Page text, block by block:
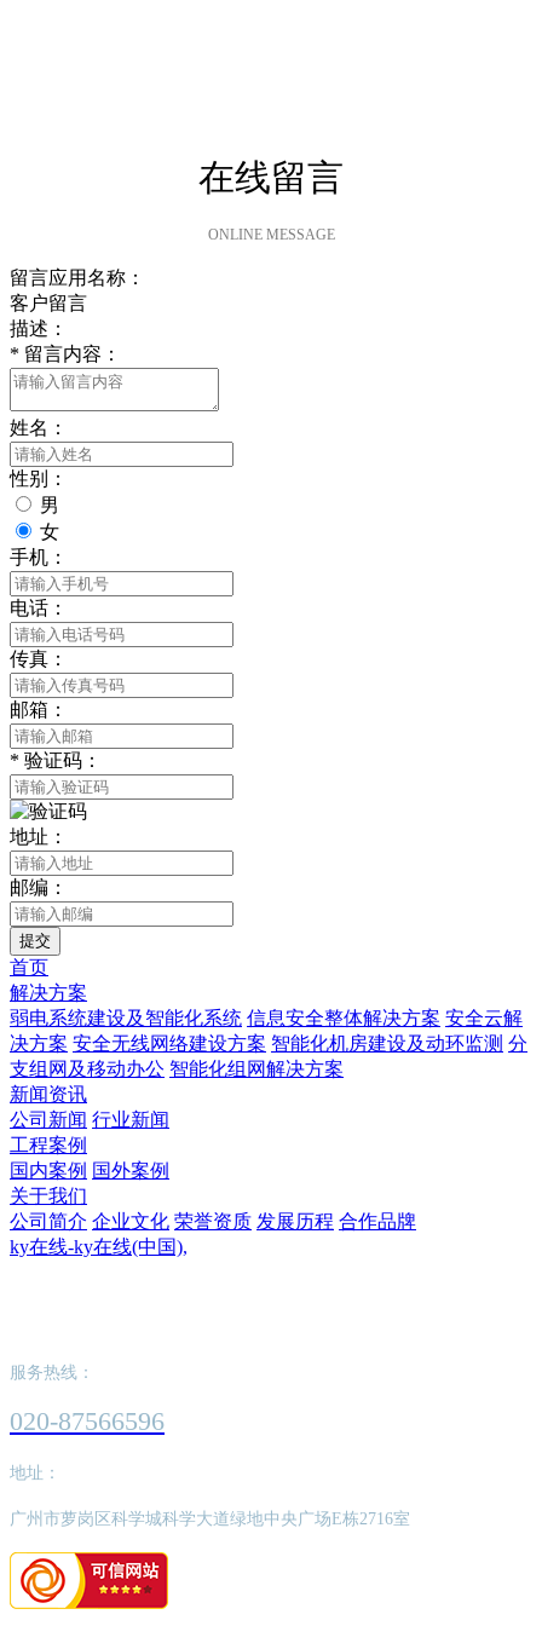
在线留言
ONLINE MESSAGE
留言应用名称：
客户留言
描述：
* 留言内容：
姓名：
性别：
男
女
手机：
电话：
传真：
邮箱：
* 验证码：
地址：
邮编：
提交
首页
解决方案
弱电系统建设及智能化系统 信息安全整体解决方案 安全云解
决方案 安全无线网络建设方案 智能化机房建设及动环监测 分
支组网及移动办公 智能化组网解决方案
新闻资讯
公司新闻 行业新闻
工程案例
国内案例 国外案例
关于我们
公司简介 企业文化 荣誉资质 发展历程 合作品牌
ky在线-ky在线(中国),
服务热线：
020-87566596
地址：
广州市萝岗区科学城科学大道绿地中央广场E栋2716室